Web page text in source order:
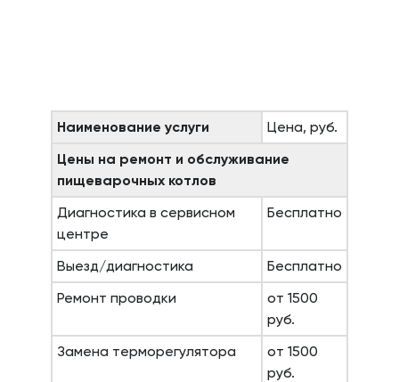
Наименование услуги
Цена, руб.
Цены на ремонт и обслуживание
пищеварочных котлов
Диагностика в сервисном
центре
Бесплатно
Выезд/диагностика
Бесплатно
Ремонт проводки
от 1500
руб.
Замена терморегулятора
от 1500
руб.